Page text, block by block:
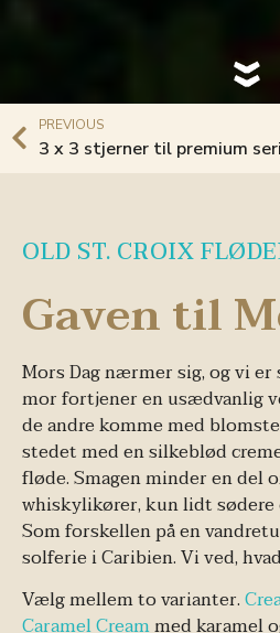
PREVIOUS
3 x 3 stjerner til premium
OLD ST. CROIX
Gaven til
Mors Dag nærmer sig, og vi
mor fortjener en usædvanlig
de andre komme med
stedet med en silkeblød
fløde. Smagen minder en del
whiskylikører, kun lidt sødere
Som forskellen på en
solferie i Caribien. Vi ved,
Vælg mellem to varianter.
Caramel Creammed karamel